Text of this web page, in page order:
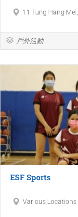
11 Tung Hang
戶外活動
ESF Sports
Various Locations